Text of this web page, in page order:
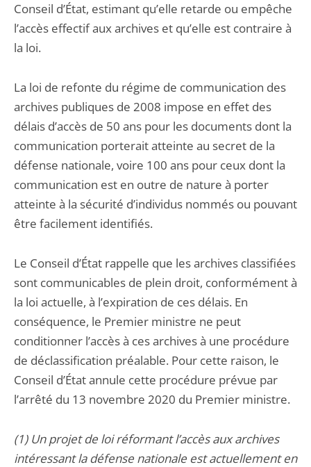
Conseil d’État, estimant qu’elle retarde ou empêche
l’accès effectif aux archives et qu’elle est contraire à
la loi.
La loi de refonte du régime de communication des
archives publiques de 2008 impose en effet des
délais d’accès de 50 ans pour les documents dont la
communication porterait atteinte au secret de la
défense nationale, voire 100 ans pour ceux dont la
communication est en outre de nature à porter
atteinte à la sécurité d’individus nommés ou pouvant
être facilement identifiés.
Le Conseil d’État rappelle que les archives classifiées
sont communicables de plein droit, conformément à
la loi actuelle, à l’expiration de ces délais. En
conséquence, le Premier ministre ne peut
conditionner l’accès à ces archives à une procédure
de déclassification préalable. Pour cette raison, le
Conseil d’État annule cette procédure prévue par
l’arrêté du 13 novembre 2020 du Premier ministre.
(1) Un projet de loi réformant l’accès aux archives
intéressant la défense nationale est actuellement en